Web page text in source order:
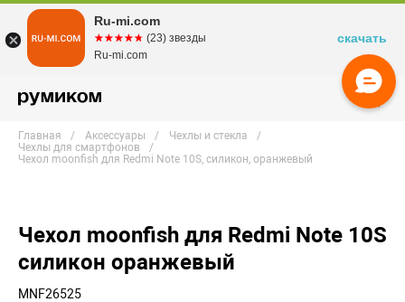
Главная Аксессуары
Чехлы и стекла
Чехлы для смартфонов
Чехол moonfish для Redmi Note 10S, силикон, оранжевый
Чехол moonfish для Redmi Note 10S
силикон оранжевый
MNF26525
Ru-mi.com
☆☆☆☆☆
★★★★★ (23) звезды
Ru-mi.com
скачать